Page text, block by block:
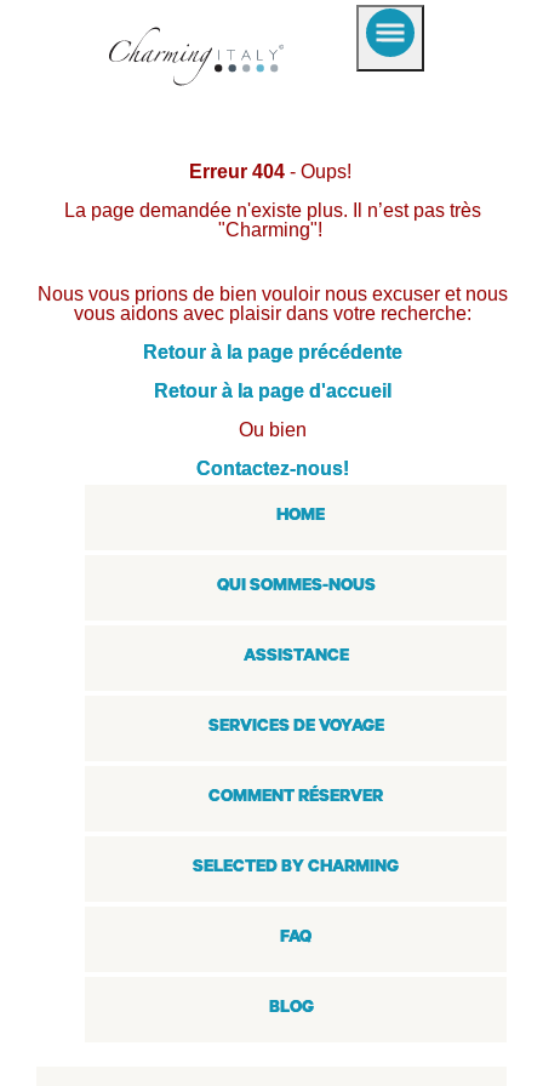
Erreur 404 - Oups!
La page demandée n'existe plus. Il n’est pas très
"Charming"!
Nous vous prions de bien vouloir nous excuser et nous
vous aidons avec plaisir dans votre recherche:
Retour à la page précédente
Retour à la page d'accueil
Ou bien
Contactez-nous!
HOME
QUI SOMMES-NOUS
ASSISTANCE
SERVICES DE VOYAGE
COMMENT RÉSERVER
SELECTED BY CHARMING
FAQ
BLOG